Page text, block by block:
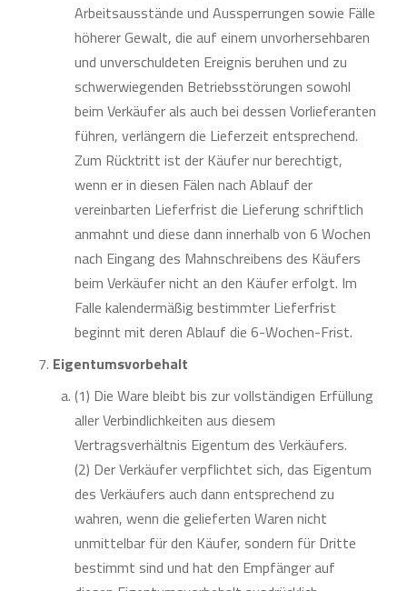
Arbeitsausstände und Aussperrungen sowie Fälle
höherer Gewalt, die auf einem unvorhersehbaren
und unverschuldeten Ereignis beruhen und zu
schwerwiegenden Betriebsstörungen sowohl
beim Verkäufer als auch bei dessen Vorlieferanten
führen, verlängern die Lieferzeit entsprechend.
Zum Rücktritt ist der Käufer nur berechtigt,
wenn er in diesen Fälen nach Ablauf der
vereinbarten Lieferfrist die Lieferung schriftlich
anmahnt und diese dann innerhalb von 6 Wochen
nach Eingang des Mahnschreibens des Käufers
beim Verkäufer nicht an den Käufer erfolgt. Im
Falle kalendermäßig bestimmter Lieferfrist
beginnt mit deren Ablauf die 6-Wochen-Frist.
Eigentumsvorbehalt
(1) Die Ware bleibt bis zur vollständigen Erfüllung
aller Verbindlichkeiten aus diesem
Vertragsverhältnis Eigentum des Verkäufers.
(2) Der Verkäufer verpflichtet sich, das Eigentum
des Verkäufers auch dann entsprechend zu
wahren, wenn die gelieferten Waren nicht
unmittelbar für den Käufer, sondern für Dritte
bestimmt sind und hat den Empfänger auf